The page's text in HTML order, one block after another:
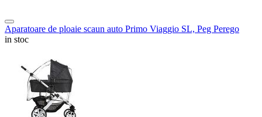
Aparatoare de ploaie scaun auto Primo Viaggio SL, Peg Perego
in stoc